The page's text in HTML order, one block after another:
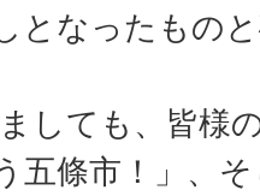
となったもの
しても、皆様
五條市！」、